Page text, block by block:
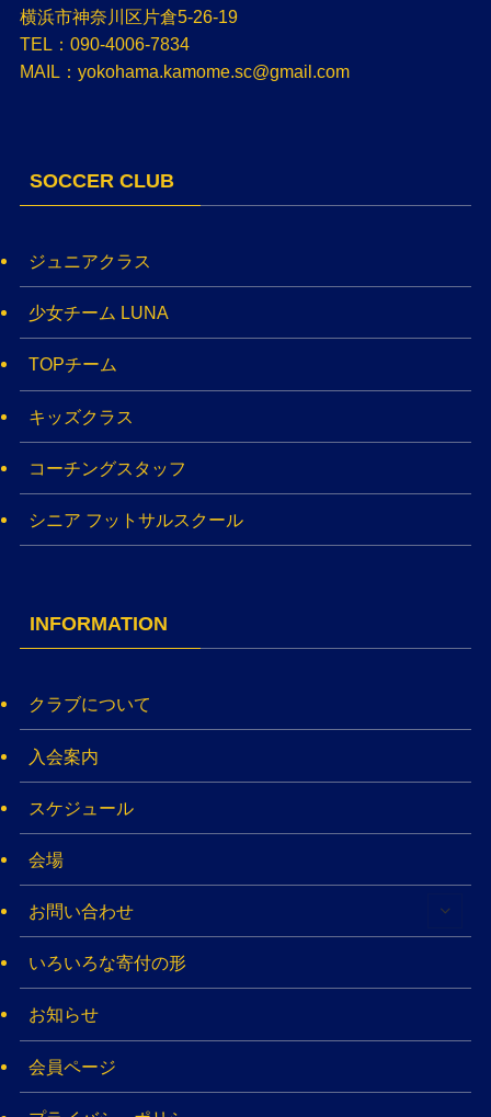
横浜市神奈川区片倉5-26-19
TEL：090-4006-7834
MAIL：yokohama.kamome.sc@gmail.com
SOCCER CLUB
ジュニアクラス
少女チーム LUNA
TOPチーム
キッズクラス
コーチングスタッフ
シニア フットサルスクール
INFORMATION
クラブについて
入会案内
スケジュール
会場
お問い合わせ
いろいろな寄付の形
お知らせ
会員ページ